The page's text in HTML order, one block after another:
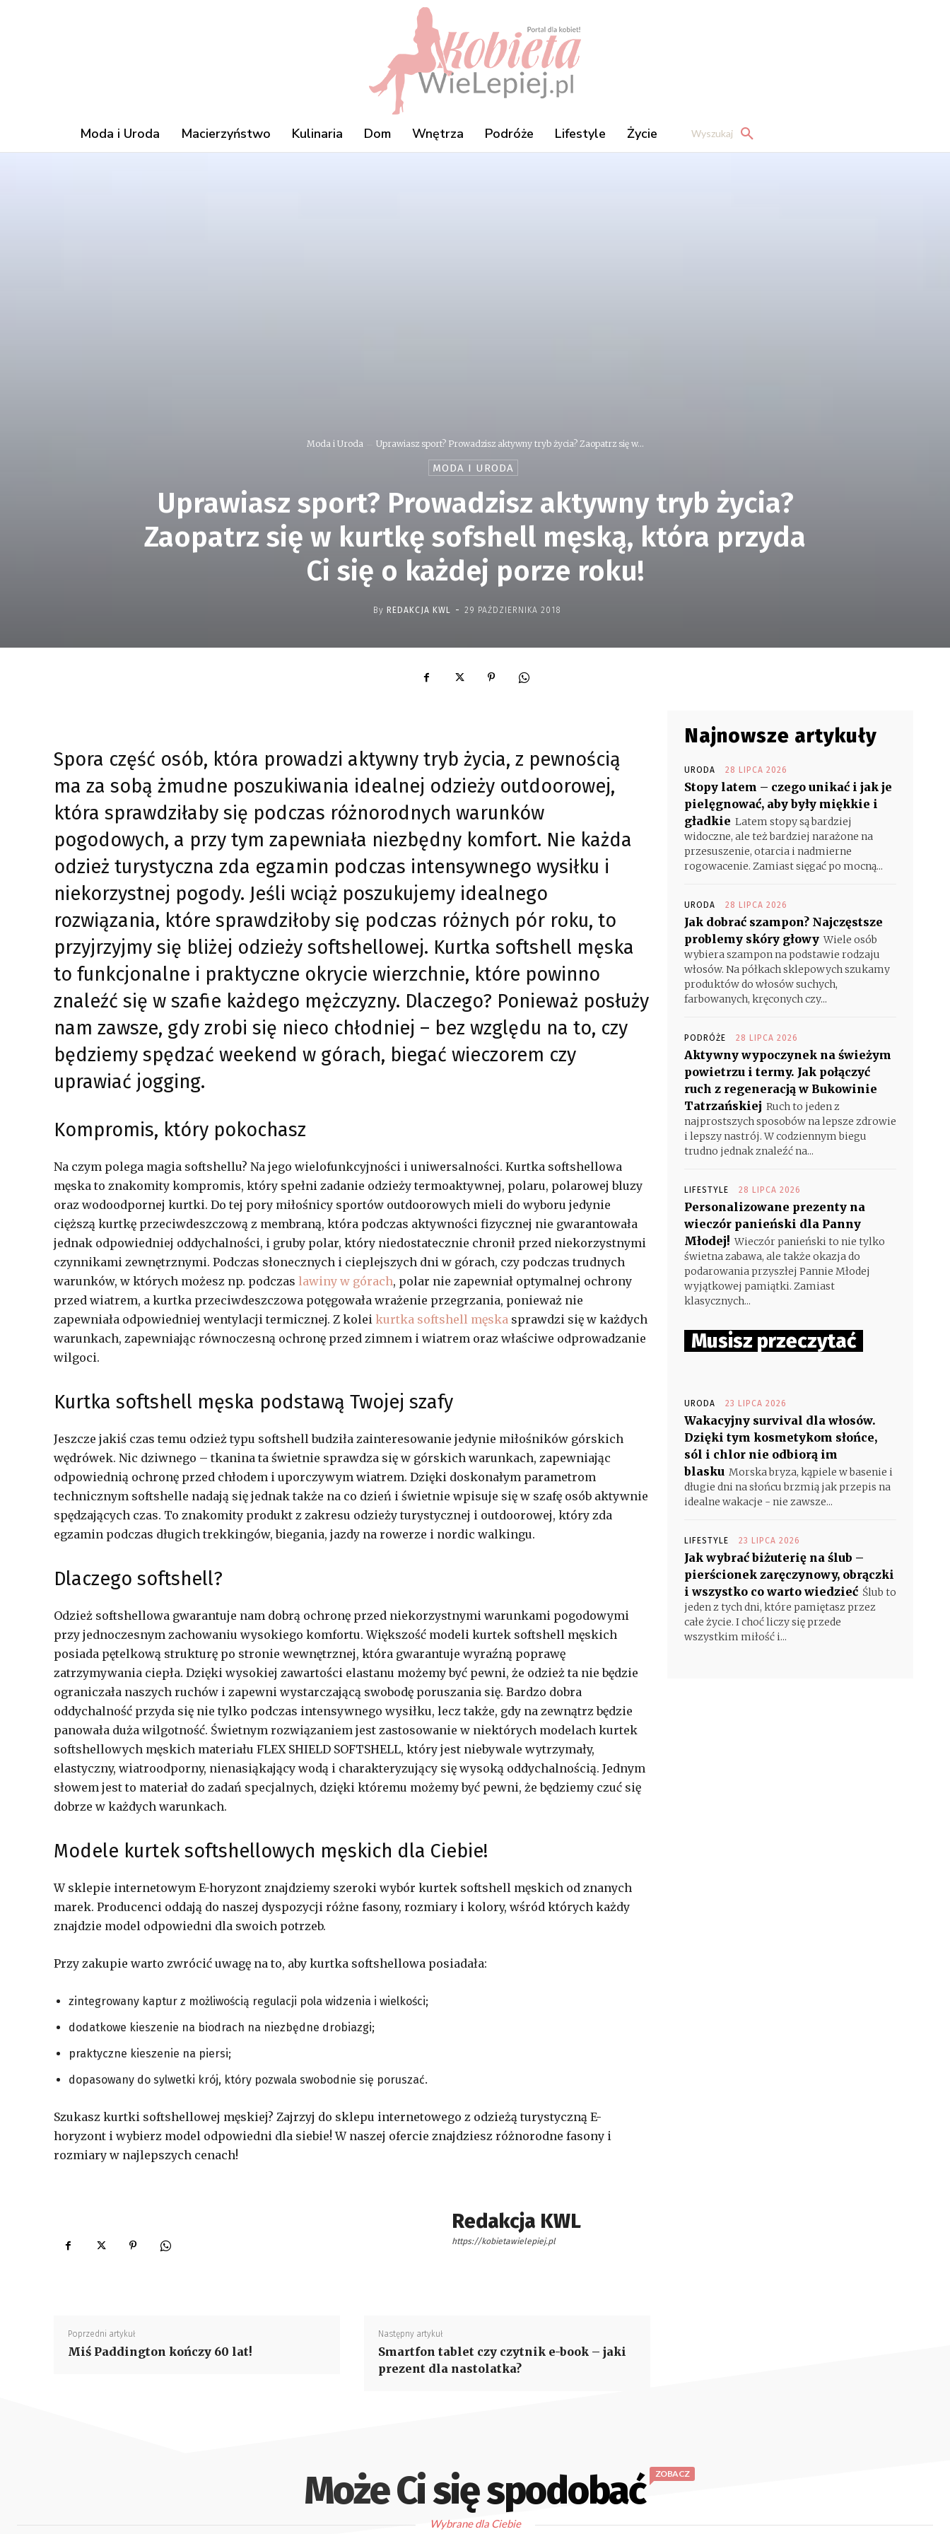
Moda i Uroda Macierzyństwo Kulinaria Dom Wnętrza Podróże Lifestyle Życie Wyszukaj
Moda i Uroda Uprawiasz sport? Prowadzisz aktywny tryb życia? Zaopatrz się w...
MODA I URODA
Uprawiasz sport? Prowadzisz aktywny tryb życia?
Zaopatrz się w kurtkę sofshell męską, która przyda
Ci się o każdej porze roku!
By REDAKCJA KWL - 29 PAŹDZIERNIKA 2018
Spora część osób, która prowadzi aktywny tryb życia, z pewnością
ma za sobą żmudne poszukiwania idealnej odzieży outdoorowej,
która sprawdziłaby się podczas różnorodnych warunków
pogodowych, a przy tym zapewniała niezbędny komfort. Nie każda
odzież turystyczna zda egzamin podczas intensywnego wysiłku i
niekorzystnej pogody. Jeśli wciąż poszukujemy idealnego
rozwiązania, które sprawdziłoby się podczas różnych pór roku, to
przyjrzyjmy się bliżej odzieży softshellowej. Kurtka softshell męska
to funkcjonalne i praktyczne okrycie wierzchnie, które powinno
znaleźć się w szafie każdego mężczyzny. Dlaczego? Ponieważ posłuży
nam zawsze, gdy zrobi się nieco chłodniej – bez względu na to, czy
będziemy spędzać weekend w górach, biegać wieczorem czy
uprawiać jogging.
Kompromis, który pokochasz
Na czym polega magia softshellu? Na jego wielofunkcyjności i uniwersalności. Kurtka softshellowa
męska to znakomity kompromis, który spełni zadanie odzieży termoaktywnej, polaru, polarowej bluzy
oraz wodoodpornej kurtki. Do tej pory miłośnicy sportów outdoorowych mieli do wyboru jedynie
cięższą kurtkę przeciwdeszczową z membraną, która podczas aktywności fizycznej nie gwarantowała
jednak odpowiedniej oddychalności, i gruby polar, który niedostatecznie chronił przed niekorzystnymi
czynnikami zewnętrznymi. Podczas słonecznych i cieplejszych dni w górach, czy podczas trudnych
warunków, w których możesz np. podczas lawiny w górach, polar nie zapewniał optymalnej ochrony
przed wiatrem, a kurtka przeciwdeszczowa potęgowała wrażenie przegrzania, ponieważ nie
zapewniała odpowiedniej wentylacji termicznej. Z kolei kurtka softshell męska sprawdzi się w każdych
warunkach, zapewniając równoczesną ochronę przed zimnem i wiatrem oraz właściwe odprowadzanie
wilgoci.
Kurtka softshell męska podstawą Twojej szafy
Jeszcze jakiś czas temu odzież typu softshell budziła zainteresowanie jedynie miłośników górskich
wędrówek. Nic dziwnego – tkanina ta świetnie sprawdza się w górskich warunkach, zapewniając
odpowiednią ochronę przed chłodem i uporczywym wiatrem. Dzięki doskonałym parametrom
technicznym softshelle nadają się jednak także na co dzień i świetnie wpisuje się w szafę osób aktywnie
spędzających czas. To znakomity produkt z zakresu odzieży turystycznej i outdoorowej, który zda
egzamin podczas długich trekkingów, biegania, jazdy na rowerze i nordic walkingu.
Dlaczego softshell?
Odzież softshellowa gwarantuje nam dobrą ochronę przed niekorzystnymi warunkami pogodowymi
przy jednoczesnym zachowaniu wysokiego komfortu. Większość modeli kurtek softshell męskich
posiada pętelkową strukturę po stronie wewnętrznej, która gwarantuje wyraźną poprawę
zatrzymywania ciepła. Dzięki wysokiej zawartości elastanu możemy być pewni, że odzież ta nie będzie
ograniczała naszych ruchów i zapewni wystarczającą swobodę poruszania się. Bardzo dobra
oddychalność przyda się nie tylko podczas intensywnego wysiłku, lecz także, gdy na zewnątrz będzie
panowała duża wilgotność. Świetnym rozwiązaniem jest zastosowanie w niektórych modelach kurtek
softshellowych męskich materiału FLEX SHIELD SOFTSHELL, który jest niebywale wytrzymały,
elastyczny, wiatroodporny, nienasiąkający wodą i charakteryzujący się wysoką oddychalnością. Jednym
słowem jest to materiał do zadań specjalnych, dzięki któremu możemy być pewni, że będziemy czuć się
dobrze w każdych warunkach.
Modele kurtek softshellowych męskich dla Ciebie!
W sklepie internetowym E-horyzont znajdziemy szeroki wybór kurtek softshell męskich od znanych
marek. Producenci oddają do naszej dyspozycji różne fasony, rozmiary i kolory, wśród których każdy
znajdzie model odpowiedni dla swoich potrzeb.
Przy zakupie warto zwrócić uwagę na to, aby kurtka softshellowa posiadała:
zintegrowany kaptur z możliwością regulacji pola widzenia i wielkości;
dodatkowe kieszenie na biodrach na niezbędne drobiazgi;
praktyczne kieszenie na piersi;
dopasowany do sylwetki krój, który pozwala swobodnie się poruszać.
Szukasz kurtki softshellowej męskiej? Zajrzyj do sklepu internetowego z odzieżą turystyczną E-
horyzont i wybierz model odpowiedni dla siebie! W naszej ofercie znajdziesz różnorodne fasony i
rozmiary w najlepszych cenach!
Redakcja KWL
https://kobietawielepiej.pl
Poprzedni artykuł
Miś Paddington kończy 60 lat!
Następny artykuł
Smartfon tablet czy czytnik e-book – jaki
prezent dla nastolatka?
Najnowsze artykuły
URODA 28 LIPCA 2026
Stopy latem – czego unikać i jak je
pielęgnować, aby były miękkie i
gładkie Latem stopy są bardziej
widoczne, ale też bardziej narażone na
przesuszenie, otarcia i nadmierne
rogowacenie. Zamiast sięgać po mocną...
URODA 28 LIPCA 2026
Jak dobrać szampon? Najczęstsze
problemy skóry głowy Wiele osób
wybiera szampon na podstawie rodzaju
włosów. Na półkach sklepowych szukamy
produktów do włosów suchych,
farbowanych, kręconych czy...
PODRÓŻE 28 LIPCA 2026
Aktywny wypoczynek na świeżym
powietrzu i termy. Jak połączyć
ruch z regeneracją w Bukowinie
Tatrzańskiej Ruch to jeden z
najprostszych sposobów na lepsze zdrowie
i lepszy nastrój. W codziennym biegu
trudno jednak znaleźć na...
LIFESTYLE 28 LIPCA 2026
Personalizowane prezenty na
wieczór panieński dla Panny
Młodej! Wieczór panieński to nie tylko
świetna zabawa, ale także okazja do
podarowania przyszłej Pannie Młodej
wyjątkowej pamiątki. Zamiast
klasycznych...
Musisz przeczytać
URODA 23 LIPCA 2026
Wakacyjny survival dla włosów.
Dzięki tym kosmetykom słońce,
sól i chlor nie odbiorą im
blasku Morska bryza, kąpiele w basenie i
długie dni na słońcu brzmią jak przepis na
idealne wakacje - nie zawsze...
LIFESTYLE 23 LIPCA 2026
Jak wybrać biżuterię na ślub –
pierścionek zaręczynowy, obrączki
i wszystko co warto wiedzieć Ślub to
jeden z tych dni, które pamiętasz przez
całe życie. I choć liczy się przede
wszystkim miłość i...
Może Ci się spodobać ZOBACZ
Wybrane dla Ciebie